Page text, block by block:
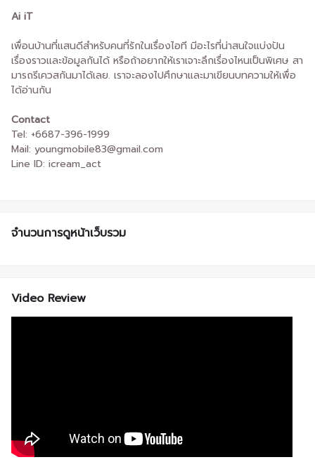
Ai iT
เพื่อนบ้านที่แสนดีสำหรับคนที่รักในเรื่องไอที มีอะไรที่น่าสนใจแบ่งปัน
เรื่องราวและข้อมูลกันได้ หรือถ้าอยากให้เราเจาะลึกเรื่องไหนเป็นพิเศษ สา
มารถรีเควสกันมาได้เลย. เราจะลองไปศึกษาและมาเขียนบทความให้เพื่อ
ได้อ่านกัน
Contact
Tel: +6687-396-1999
Mail: youngmobile83@gmail.com
Line ID: icream_act
จำนวนการดูหน้าเว็บรวม
Video Review